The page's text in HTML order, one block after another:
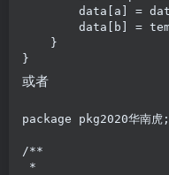
data[a] =
data[b] =
    }
或者
package pkg2020华南虎;
/**
*